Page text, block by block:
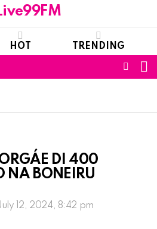
HOT TRENDING
DI 400
NA BONEIRU
12, 2024, 8:42 pm